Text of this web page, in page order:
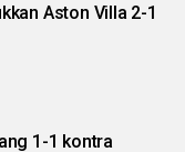
Aston Villa 2-1
1-1 kontra